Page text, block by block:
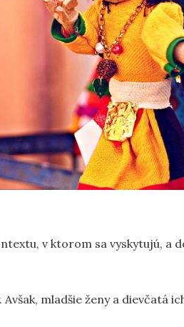
v ktorom sa vyskytujú, a
mladšie ženy a dievčatá